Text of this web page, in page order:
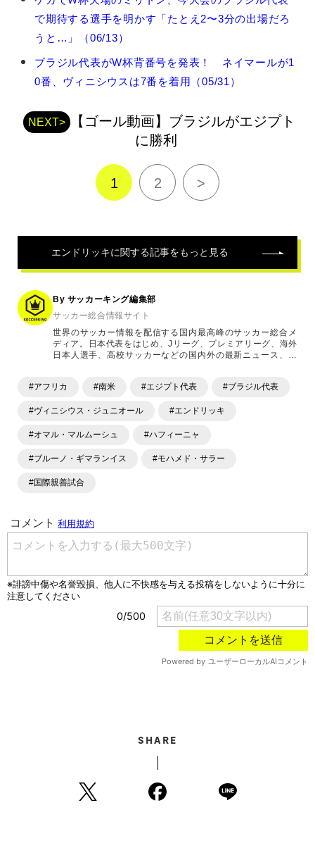
キ
連
記
事
で期待する選手を明かす「たとえ2〜3分の出場だろ
うと…」（06/13）
ブラジル代表がW杯背番号を発表！ ネイマールが1
0番、ヴィニシウスは7番を着用（05/31）
NEXT>
【ゴール動画】ブラジルがエジプト
に勝利
1 2 >
エンドリッキに関する記事をもっと見る
By サッカーキング編集部
サッカー総合情報サイト
世界のサッカー情報を配信する国内最高峰のサッカー総合メ
ディア。日本代表をはじめ、Jリーグ、プレミアリーグ、海外
日本人選手、高校サッカーなどの国内外の最新ニュース、コ
ます。「X」「Instagram」「YouTube」「TikTok」など、
#アフリカ #南米 #エジプト代表 #ブラジル代表
#ヴィニシウス・ジュニオール #エンドリッキ
#オマル・マルムーシュ #ハフィーニャ
#ブルーノ・ギマランイス #モハメド・サラー
#国際親善試合
SHARE